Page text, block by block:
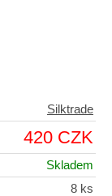
Silktrade
420 CZK
Skladem
8 ks